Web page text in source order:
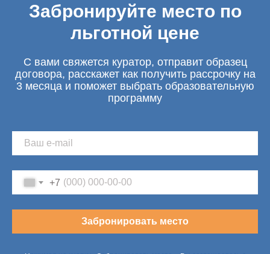
Забронируйте место по
льготной цене
С вами свяжется куратор, отправит образец
договора, расскажет как получить рассрочку на
3 месяца и поможет выбрать образовательную
программу
+7
Забронировать место